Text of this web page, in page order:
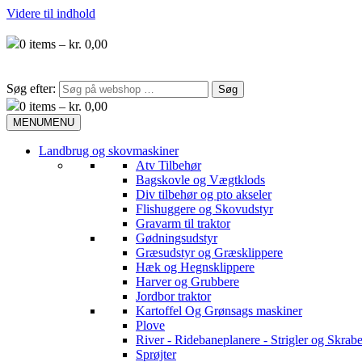
Videre til indhold
0 items – kr. 0,00
Søg efter:
0 items – kr. 0,00
MENUMENU
Landbrug og skovmaskiner
Atv Tilbehør
Bagskovle og Vægtklods
Div tilbehør og pto akseler
Flishuggere og Skovudstyr
Gravarm til traktor
Gødningsudstyr
Græsudstyr og Græsklippere
Hæk og Hegnsklippere
Harver og Grubbere
Jordbor traktor
Kartoffel Og Grønsags maskiner
Plove
River - Ridebaneplanere - Strigler og
Sprøjter